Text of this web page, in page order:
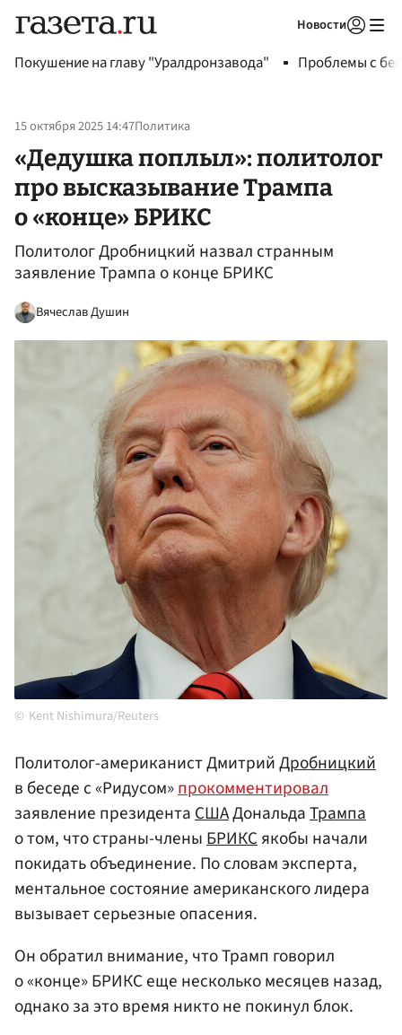
Новости
Покушение на главу "Уралдронзавода" Проблемы с
15 октября 2025 14:47Политика
«Дедушка поплыл»: политолог
про высказывание Трампа
о «конце» БРИКС
Политолог Дробницкий назвал странным
заявление Трампа о конце БРИКС
Вячеслав Душин
Kent Nishimura/Reuters
Политолог-американист ДмитрийДробницкий
в беседе с «Ридусом»прокомментировал
заявление президентаСШАДональдаТрампа
о том, что страны-членыБРИКСякобы начали
покидать объединение. По словам эксперта,
ментальное состояние американского лидера
вызывает серьезные опасения.
Он обратил внимание, что Трамп говорил
о «конце» БРИКС еще несколько месяцев назад,
однако за это время никто не покинул блок.